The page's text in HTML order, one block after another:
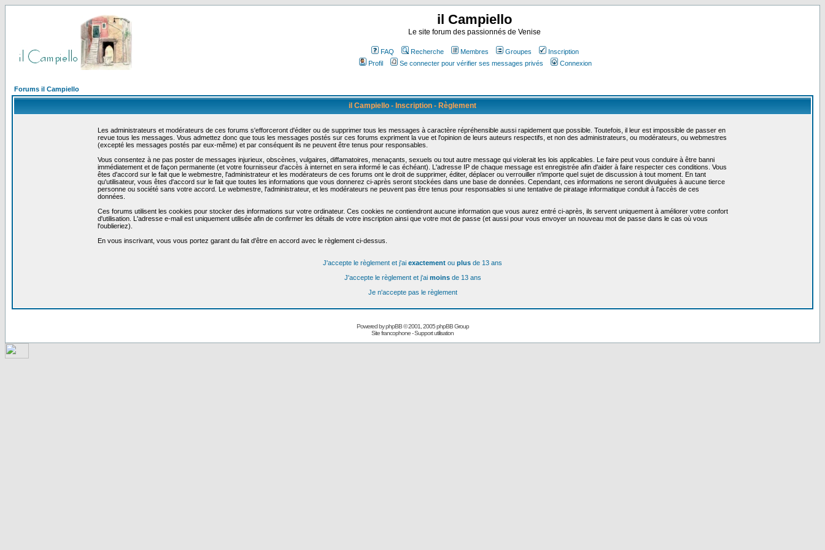
il Campiello
Le site forum des passionnés de Venise
FAQ Recherche Membres Groupes
Inscription
Profil
Se connecter pour vérifier ses messages privés Connexion
Forums il Campiello
il Campiello - Inscription - Règlement
Les administrateurs et modérateurs de ces forums s'efforceront d'éditer ou de supprimer tous les messages à caractère répréhensible aussi rapidement que possible. Toutefois, il leur est impossible de passer en
revue tous les messages. Vous admettez donc que tous les messages postés sur ces forums expriment la vue et l'opinion de leurs auteurs respectifs, et non des administrateurs, ou modérateurs, ou webmestres
(excepté les messages postés par eux-même) et par conséquent ils ne peuvent être tenus pour responsables.
Vous consentez à ne pas poster de messages injurieux, obscènes, vulgaires, diffamatoires, menaçants, sexuels ou tout autre message qui violerait les lois applicables. Le faire peut vous conduire à être banni
immédiatement et de façon permanente (et votre fournisseur d'accès à internet en sera informé le cas échéant). L'adresse IP de chaque message est enregistrée afin d'aider à faire respecter ces conditions. Vous
êtes d'accord sur le fait que le webmestre, l'administrateur et les modérateurs de ces forums ont le droit de supprimer, éditer, déplacer ou verrouiller n'importe quel sujet de discussion à tout moment. En tant
qu'utilisateur, vous êtes d'accord sur le fait que toutes les informations que vous donnerez ci-après seront stockées dans une base de données. Cependant, ces informations ne seront divulguées à aucune tierce
personne ou société sans votre accord. Le webmestre, l'administrateur, et les modérateurs ne peuvent pas être tenus pour responsables si une tentative de piratage informatique conduit à l'accès de ces
données.
Ces forums utilisent les cookies pour stocker des informations sur votre ordinateur. Ces cookies ne contiendront aucune information que vous aurez entré ci-après, ils servent uniquement à améliorer votre confort
d'utilisation. L'adresse e-mail est uniquement utilisée afin de confirmer les détails de votre inscription ainsi que votre mot de passe (et aussi pour vous envoyer un nouveau mot de passe dans le cas où vous
l'oublieriez).
En vous inscrivant, vous vous portez garant du fait d'être en accord avec le règlement ci-dessus.
J'accepte le règlement et j'ai exactement ou plus de 13 ans
J'accepte le règlement et j'ai moinsde 13 ans
Je n'accepte pas le règlement
Powered byphpBB© 2001, 2005 phpBB Group
Site francophone-Support utilisation